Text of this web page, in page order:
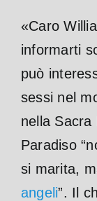
«Caro
informarti
può
sessi nel
nella Sacra
Paradiso
si marita,
angeli”. Il